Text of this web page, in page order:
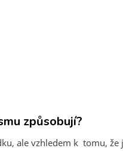
způsobují?
ale vzhledem k tomu,